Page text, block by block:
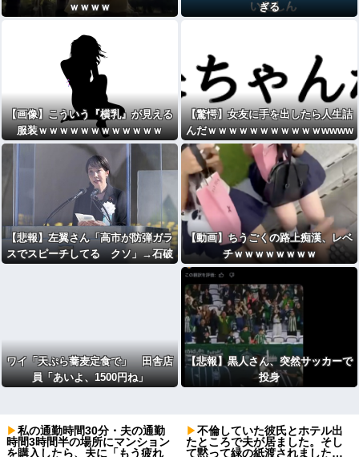
ｗｗｗｗ
ぎる
【画像】こういう『横乳』が見える
服装ｗｗｗｗｗｗｗｗｗｗｗｗ
【驚愕】女友に手を出したら人生詰
んだｗｗｗｗｗｗｗｗｗｗｗwwww
【悲報】左翼さん「高市が防弾ガラ
スでスピーチしてる クソ」→石破
【動画】ちうごくの路上痴漢、レベ
チｗｗｗｗｗｗｗｗ
ワイ「天ぷら蕎麦定食で」 田舎店
員「あいよ、1500円ね」
【悲報】黒人さん、突然サッカーで
投身
私の通勤時間30分・夫の通勤
時間3時間半の場所にマンション
を購入したら、夫に「もう疲れ
不倫していた彼氏とホテル出
たところで夫が居ました。そし
て黙って緑の紙渡されました…